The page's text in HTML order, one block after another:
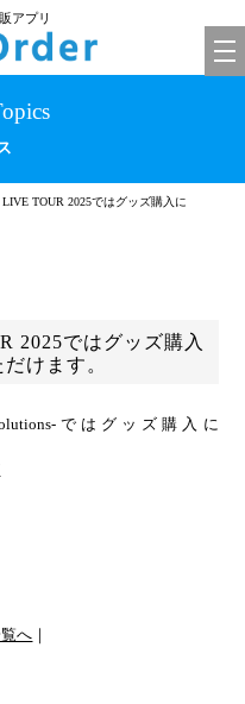
アプリ
TOUR 2025ではグッズ購入に
2025ではグッズ購入
けます。
ではグッズ購入に
へ ｜